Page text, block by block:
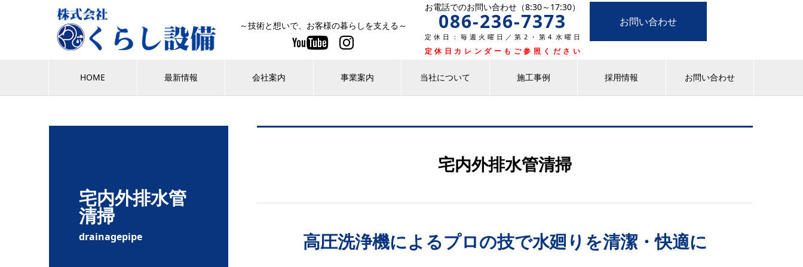
～技術と想いで、お客様の暮らしを支える～
お電話でのお問い合わせ（8:30～17:30）
086-236-7373
定休日：毎週火曜日／第2・第4 水曜日
定休日カレンダーもご参照ください
お問い合わせ
HOME 最新情報 会社案内 事業案内 当社について 施工事例 採用情報 お問い合わせ
宅内外排水管
清掃
drainagepipe
宅内外排水管清掃
高圧洗浄機によるプロの技で水廻りを清潔・快適に